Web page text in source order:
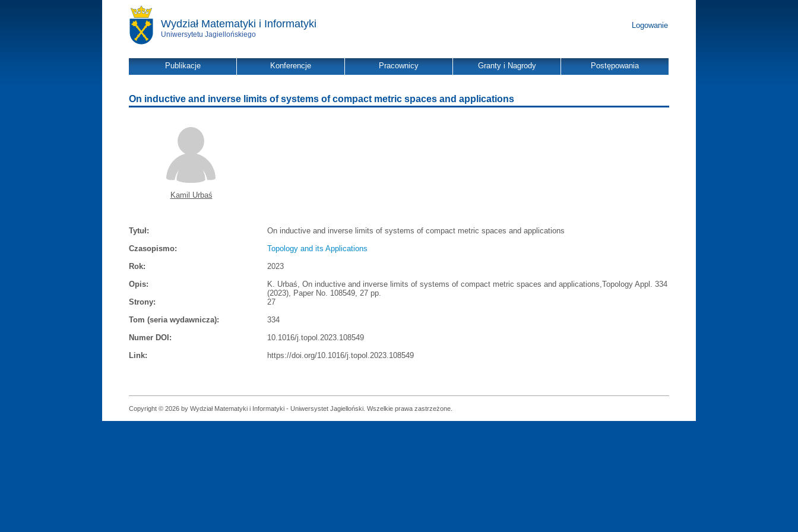
Wydział Matematyki i Informatyki
Uniwersytetu Jagiellońskiego
Logowanie
Publikacje Konferencje Pracownicy Granty i Nagrody Postępowania
On inductive and inverse limits of systems of compact metric spaces and applications
Kamil Urbaś
Tytuł:
On inductive and inverse limits of systems of compact metric spaces and applications
Czasopismo:
Topology and its Applications
Rok:
2023
Opis:
K. Urbaś, On inductive and inverse limits of systems of compact metric spaces and applications,Topology Appl. 334
(2023), Paper No. 108549, 27 pp.
Strony:
27
Tom (seria wydawnicza):
334
Numer DOI:
10.1016/j.topol.2023.108549
Link:
https://doi.org/10.1016/j.topol.2023.108549
Copyright © 2026 by Wydział Matematyki i Informatyki - Uniwersystet Jagielloński. Wszelkie prawa zastrzeżone.